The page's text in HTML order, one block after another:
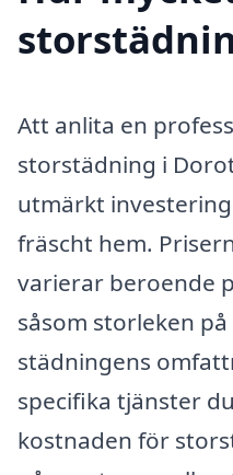
Att anlita en
storstädning i
utmärkt
fräscht hem.
varierar beroende
såsom storleken
städningens
specifika tjänster
kostnaden för